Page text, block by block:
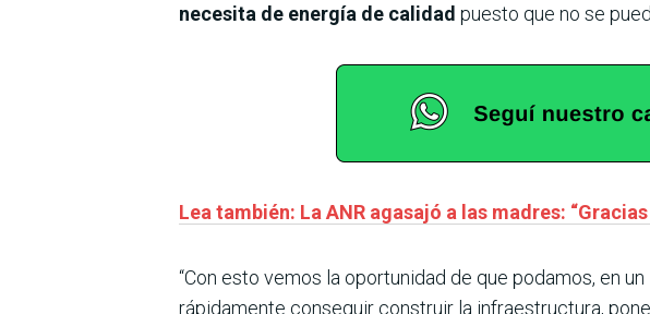
necesita de energía de calidad puesto que no se
Lea también: La ANR agasajó a las madres:
“Con esto vemos la oportunidad de que podamos, en
rápidamente conseguir construir la infraestructura,